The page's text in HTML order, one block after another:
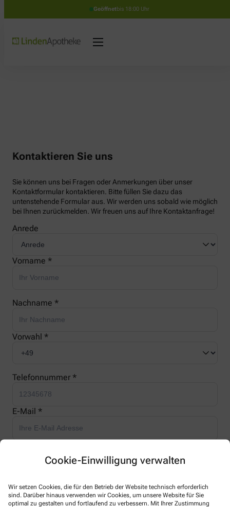
Cookie-Einwilligung verwalten
Wir setzen Cookies, die für den Betrieb der Website technisch erforderlich
sind. Darüber hinaus verwenden wir Cookies, um unsere Website für Sie
optimal zu gestalten und fortlaufend zu verbessern. Mit Ihrer Zustimmung
Geöffnetbis 18:00 Uhr
Kontaktieren Sie uns
Sie können uns bei Fragen oder Anmerkungen über unser
Kontaktformular kontaktieren. Bitte füllen Sie dazu das
untenstehende Formular aus. Wir werden uns sobald wie möglich
bei Ihnen zurückmelden. Wir freuen uns auf Ihre Kontaktanfrage!
Anrede
Vorname *
Nachname *
Vorwahl *
Telefonnummer *
E-Mail *